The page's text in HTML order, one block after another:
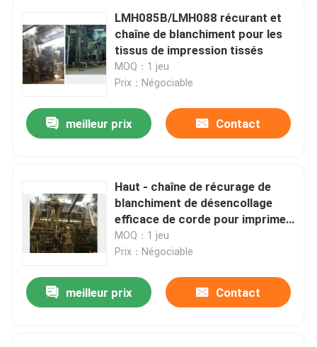
LMH085B/LMH088 récurant et
chaîne de blanchiment pour les
tissus de impression tissés
MOQ：1 jeu
Prix：Négociable
meilleur prix Contact
Haut - chaîne de récurage de
blanchiment de désencollage
efficace de corde pour imprimer
le textile tissé
MOQ：1 jeu
Prix：Négociable
meilleur prix Contact